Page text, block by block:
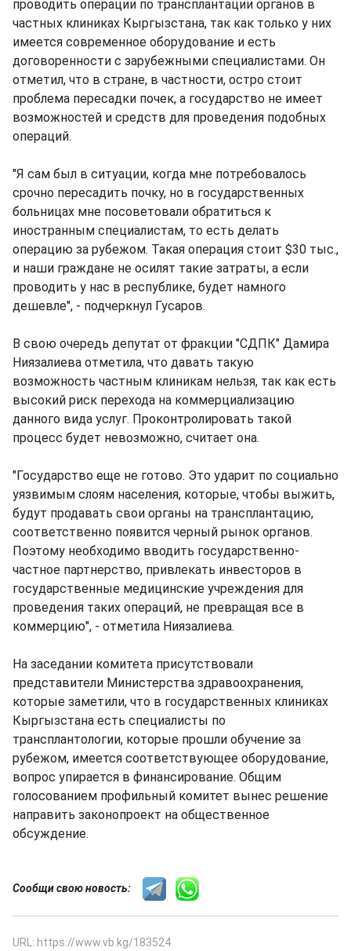
проводить операции по трансплантации органов в
частных клиниках Кыргызстана, так как только у них
имеется современное оборудование и есть
договоренности с зарубежными специалистами. Он
отметил, что в стране, в частности, остро стоит
проблема пересадки почек, а государство не имеет
возможностей и средств для проведения подобных
операций.
"Я сам был в ситуации, когда мне потребовалось
срочно пересадить почку, но в государственных
больницах мне посоветовали обратиться к
иностранным специалистам, то есть делать
операцию за рубежом. Такая операция стоит $30 тыс.,
и наши граждане не осилят такие затраты, а если
проводить у нас в республике, будет намного
дешевле", - подчеркнул Гусаров.
В свою очередь депутат от фракции "СДПК" Дамира
Ниязалиева отметила, что давать такую
возможность частным клиникам нельзя, так как есть
высокий риск перехода на коммерциализацию
данного вида услуг. Проконтролировать такой
процесс будет невозможно, считает она.
"Государство еще не готово. Это ударит по социально
уязвимым слоям населения, которые, чтобы выжить,
будут продавать свои органы на трансплантацию,
соответственно появится черный рынок органов.
Поэтому необходимо вводить государственно-
частное партнерство, привлекать инвесторов в
государственные медицинские учреждения для
проведения таких операций, не превращая все в
коммерцию", - отметила Ниязалиева.
На заседании комитета присутствовали
представители Министерства здравоохранения,
которые заметили, что в государственных клиниках
Кыргызстана есть специалисты по
трансплантологии, которые прошли обучение за
рубежом, имеется соответствующее оборудование,
вопрос упирается в финансирование. Общим
голосованием профильный комитет вынес решение
направить законопроект на общественное
обсуждение.
Сообщи свою новость:
URL: https://www.vb.kg/183524